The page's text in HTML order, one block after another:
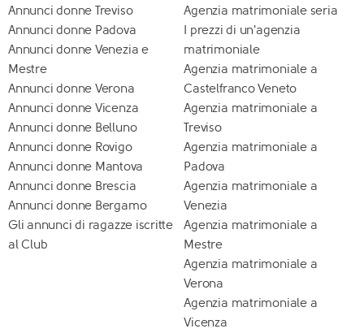
Annunci donne Treviso
Annunci donne Padova
Annunci donne Venezia e
Mestre
Annunci donne Verona
Annunci donne Vicenza
Annunci donne Belluno
Annunci donne Rovigo
Annunci donne Mantova
Annunci donne Brescia
Annunci donne Bergamo
Gli annunci di ragazze iscritte
al Club
Agenzia matrimoniale seria
I prezzi di un'agenzia
matrimoniale
Agenzia matrimoniale a
Castelfranco Veneto
Agenzia matrimoniale a
Treviso
Agenzia matrimoniale a
Padova
Agenzia matrimoniale a
Venezia
Agenzia matrimoniale a
Mestre
Agenzia matrimoniale a
Verona
Agenzia matrimoniale a
Vicenza